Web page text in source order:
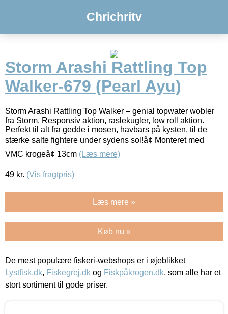
Chrichritv
Storm Arashi Rattling Top
Walker-679 (Pearl Ayu)
Storm Arashi Rattling Top Walker – genial topwater wobler
fra Storm. Responsiv aktion, raslekugler, low roll aktion.
Perfekt til alt fra gedde i mosen, havbars på kysten, til de
stærke salte fightere under sydens sol!â¢ Monteret med
VMC krogeâ¢ 13cm (Læs mere)
49 kr. (Vis fragtpris)
Læs mere »
Køb nu »
De mest populære fiskeri-webshops er i øjeblikket
Lystfisk.dk, Fiskegrej.dk og Fiskpåkrogen.dk, som alle har et
stort sortiment til gode priser.